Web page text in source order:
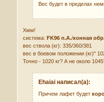
Вес будет в пределах
Хмм!
система:FK96 n.А./конная
вес ствола (кг): 335/360/381
вес в боевом положении (кг)"
Точно - 1020 кг? А не около
Ehaiai написал(а):
Причем лафет будет